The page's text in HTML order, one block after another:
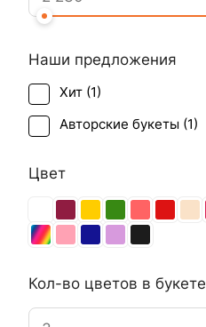
Наши предложения
Хит (1)
Авторские букеты (1)
Цвет
Кол-во цветов в букете